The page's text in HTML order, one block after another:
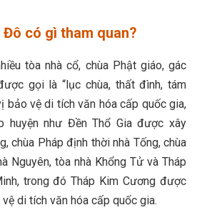
Đô có gì tham quan?
tòa nhà cổ, chùa Phật giáo, gác
gọi là “lục chùa, thất đình, tám
bảo vệ di tích văn hóa cấp quốc gia,
huyện như Đền Thổ Gia được xây
chùa Pháp định thời nhà Tống, chùa
Nguyên, tòa nhà Khổng Tử và Tháp
trong đó Tháp Kim Cương được
di tích văn hóa cấp quốc gia.